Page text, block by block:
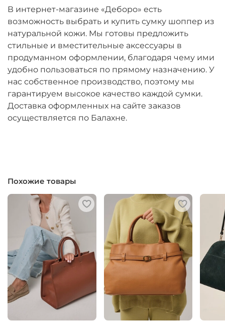
В интернет-магазине «Деборо» есть
возможность выбрать и купить сумку шоппер из
натуральной кожи. Мы готовы предложить
стильные и вместительные аксессуары в
продуманном оформлении, благодаря чему ими
удобно пользоваться по прямому назначению. У
нас собственное производство, поэтому мы
гарантируем высокое качество каждой сумки.
Доставка оформленных на сайте заказов
осуществляется по Балахне.
Похожие товары